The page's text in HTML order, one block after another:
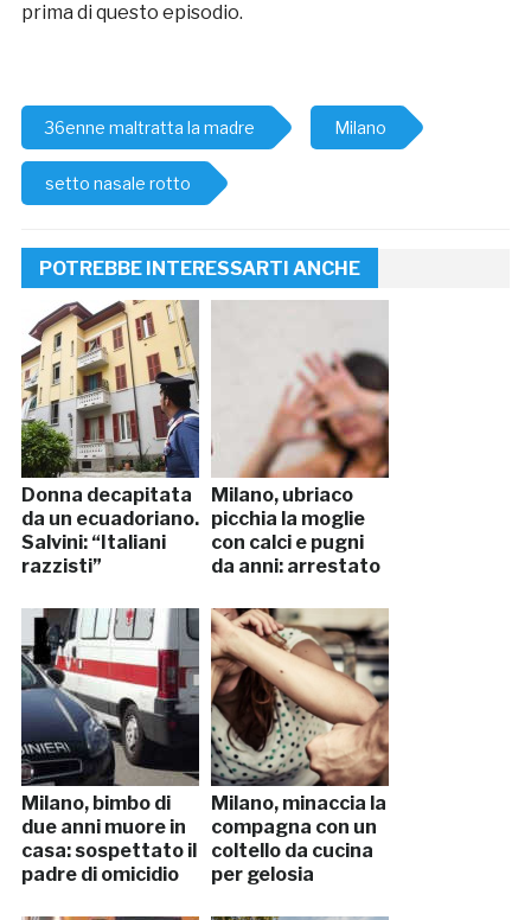
prima di questo episodio.
36enne maltratta la madre Milano
setto nasale rotto
POTREBBE INTERESSARTI ANCHE
Donna decapitata
da un ecuadoriano.
Salvini: “Italiani
razzisti”
Milano, ubriaco
picchia la moglie
con calci e pugni
da anni: arrestato
Milano, bimbo di
due anni muore in
casa: sospettato il
padre di omicidio
Milano, minaccia la
compagna con un
coltello da cucina
per gelosia